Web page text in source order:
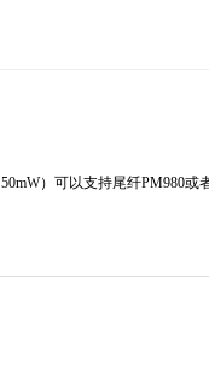
50mW）可以支持尾纤PM980或